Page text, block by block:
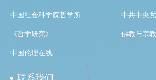
中国社会科学院哲学所 中共中央
《哲学研究》 佛教与宗
中国伦理在线
联系我们